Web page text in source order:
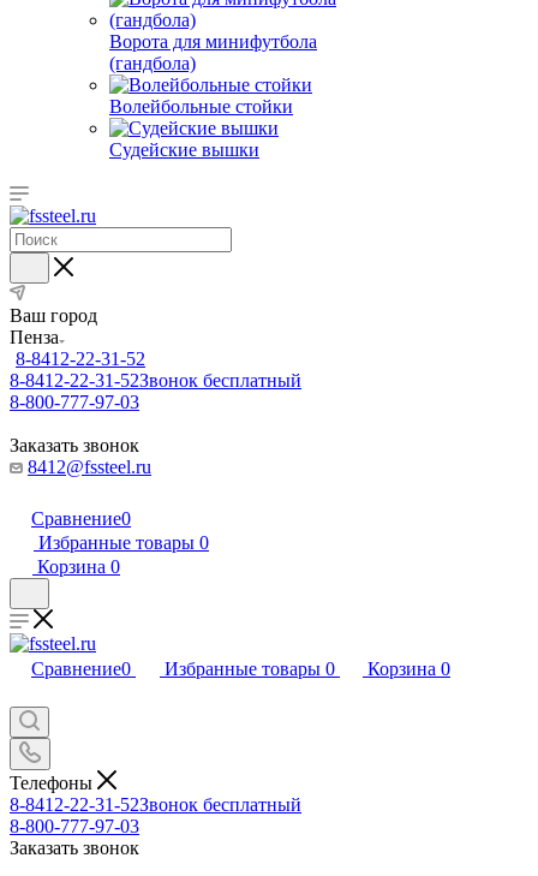
Ворота для минифутбола
(гандбола)
Волейбольные стойки
Судейские вышки
Ваш город
Пенза
8-8412-22-31-52
8-8412-22-31-52Звонок бесплатный
8-800-777-97-03
Заказать звонок
8412@fssteel.ru
Сравнение0
Избранные товары 0
Корзина 0
Сравнение0 Избранные товары 0 Корзина 0
Телефоны
8-8412-22-31-52Звонок бесплатный
8-800-777-97-03
Заказать звонок